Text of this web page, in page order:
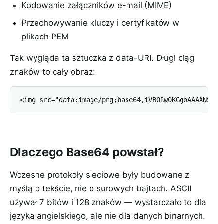
Kodowanie załączników e-mail (MIME)
Przechowywanie kluczy i certyfikatów w
plikach PEM
Tak wygląda ta sztuczka z data-URI. Długi ciąg
znaków to cały obraz:
<img src="data:image/
Dlaczego Base64 powstał?
Wczesne protokoły sieciowe były budowane z
myślą o tekście, nie o surowych bajtach. ASCII
używał 7 bitów i 128 znaków — wystarczało to dla
języka angielskiego, ale nie dla danych binarnych.